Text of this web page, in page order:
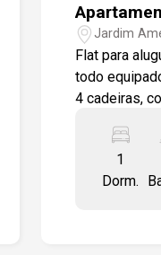
Jardim
Flat para
todo
4 cadeiras,
Banheiro
espelho. 1
Condomínio
1
Dorm.